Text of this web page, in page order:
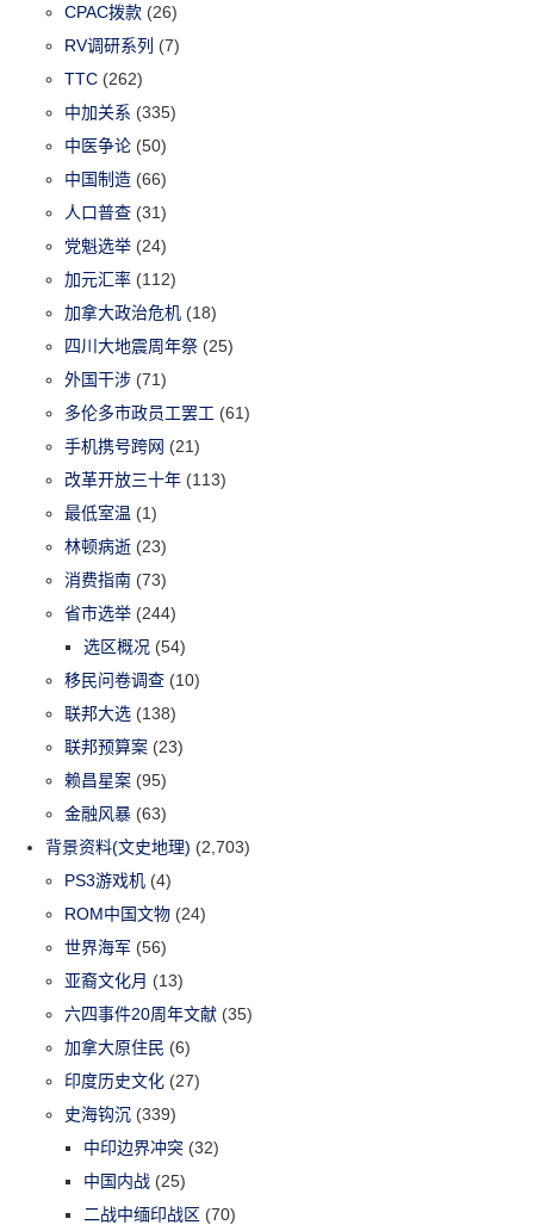
CPAC拨款 (26)
RV调研系列 (7)
TTC (262)
中加关系 (335)
中医争论 (50)
中国制造 (66)
人口普查 (31)
党魁选举 (24)
加元汇率 (112)
加拿大政治危机 (18)
四川大地震周年祭 (25)
外国干涉 (71)
多伦多市政员工罢工 (61)
手机携号跨网 (21)
改革开放三十年 (113)
最低室温 (1)
林顿病逝 (23)
消费指南 (73)
省市选举 (244)
选区概况 (54)
移民问卷调查 (10)
联邦大选 (138)
联邦预算案 (23)
赖昌星案 (95)
金融风暴 (63)
背景资料(文史地理) (2,703)
PS3游戏机 (4)
ROM中国文物 (24)
世界海军 (56)
亚裔文化月 (13)
六四事件20周年文献 (35)
加拿大原住民 (6)
印度历史文化 (27)
史海钩沉 (339)
中印边界冲突 (32)
中国内战 (25)
二战中缅印战区 (70)